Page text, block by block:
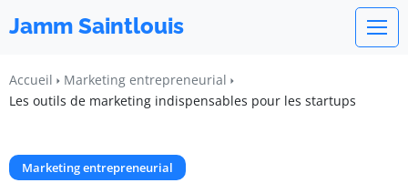
Jamm Saintlouis
Accueil
Marketing entrepreneurial
Les outils de marketing indispensables pour les startups
Marketing entrepreneurial